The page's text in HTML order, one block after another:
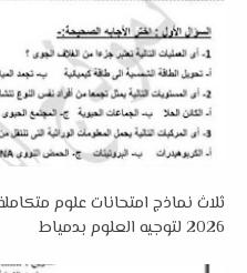
ثلاث نماذج امتحانات علوم
2026 لتوجيه العلوم بدمياط